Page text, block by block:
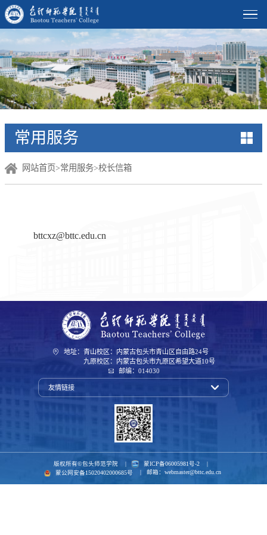
常用服务
网站首页>常用服务>校长信箱
bttcxz@bttc.edu.cn
地址：青山校区：内蒙古包头市青山区自由路24号
九原校区：内蒙古包头市九原区希望大道10号
邮编：014030
友情链接
版权所有©包头师范学院 | 蒙ICP备06005981号-2|
蒙公网安备15020402000685号
邮箱：webmaster@bttc.edu.cn